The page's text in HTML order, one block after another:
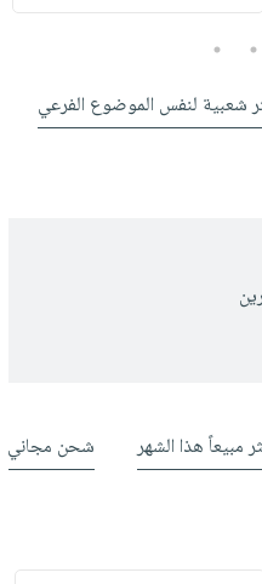
3
4
شعبية لنفس الموضوع الفرعي
مبيعاً هذا الشهر شحن مجاني